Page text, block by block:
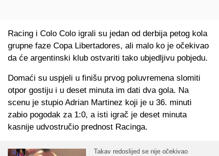
Racing i Colo Colo igrali su jedan od derbija petog kola
grupne faze Copa Libertadores, ali malo ko je očekivao
da će argentinski klub ostvariti tako ubjedljivu pobjedu.
Domaći su uspjeli u finišu prvog poluvremena slomiti
otpor gostiju i u deset minuta im dati dva gola. Na
scenu je stupio Adrian Martinez koji je u 36. minuti
zabio pogodak za 1:0, a isti igrač je deset minuta
kasnije udvostručio prednost Racinga.
Takav redoslijed se nije očekivao